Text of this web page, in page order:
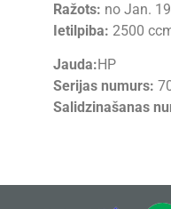
Ražots: no Jan.
Ietilpiba: 2500
Jauda: HP
Serijas numurs:
Salidzinašanas